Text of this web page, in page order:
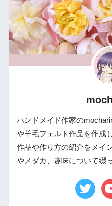
ハンドメイド作家の
や羊毛フェルト作品を作成
作品や作り方の紹介をメイ
やメダカ、趣味について綴